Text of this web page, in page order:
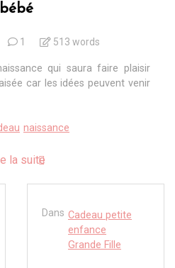
bébé
1 513 words
qui saura faire plaisir
car les idées peuvent venir
naissance
la suite
Dans Cadeau petite
enfance
Grande Fille